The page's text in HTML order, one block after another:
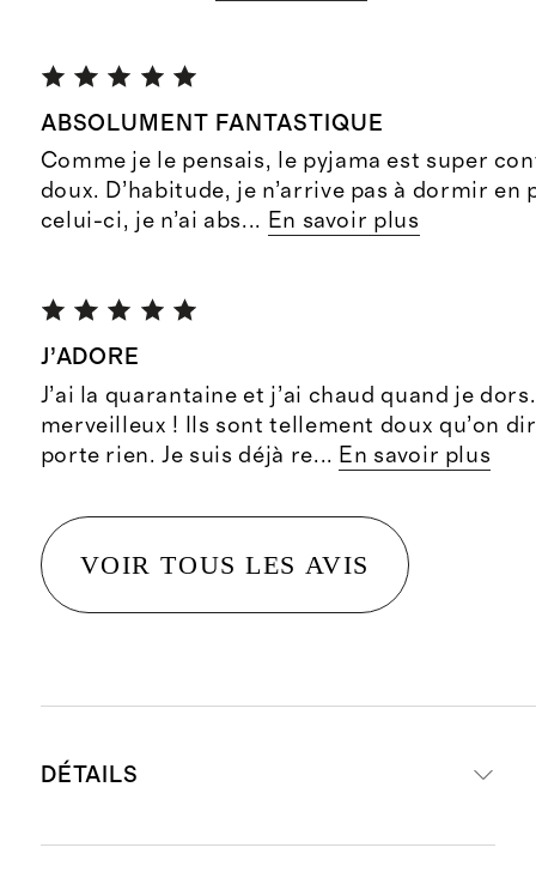
ABSOLUMENT FANTASTIQUE
Comme je le pensais, le pyjama est super
doux. D’habitude, je n’arrive pas à dormir en
celui-ci, je n’ai abs... En savoir plus
J’ADORE
J’ai la quarantaine et j’ai chaud quand je
merveilleux ! Ils sont tellement doux qu’on
porte rien. Je suis déjà re... En savoir plus
VOIR TOUS LES AVIS
DÉTAILS